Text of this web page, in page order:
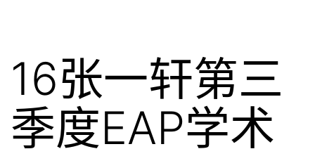
16张一轩第三
季度EAP学术